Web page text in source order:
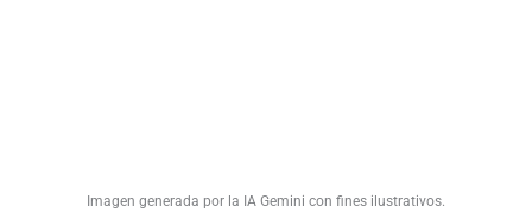
Imagen generada por la IA Gemini con fines ilustrativos.